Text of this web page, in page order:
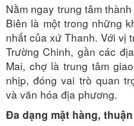
Nằm ngay trung tâm
Biên là một trong những
nhất của xứ Thanh. Với vị
Trường Chinh, gần các
Mai, chợ là trung tâm
nhịp, đóng vai trò quan
và văn hóa địa phương.
Đa dạng mặt hàng,